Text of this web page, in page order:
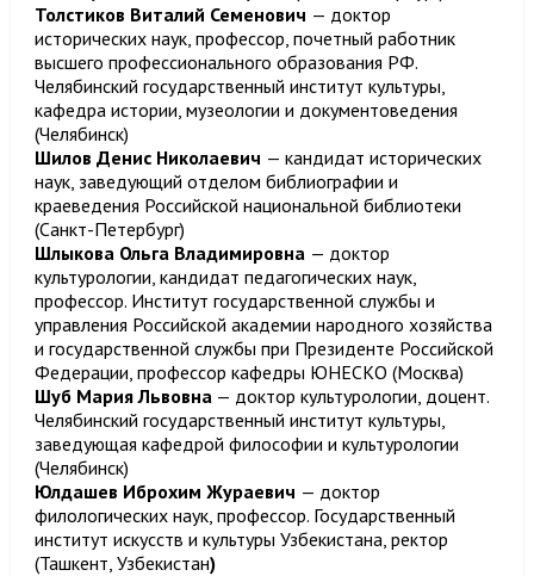
Толстиков Виталий Семенович — доктор
исторических наук, профессор, почетный работник
высшего профессионального образования РФ.
Челябинский государственный институт культуры,
кафедра истории, музеологии и документоведения
(Челябинск)
Шилов Денис Николаевич — кандидат исторических
наук, заведующий отделом библиографии и
краеведения Российской национальной библиотеки
(Санкт-Петербург)
Шлыкова Ольга Владимировна — доктор
культурологии, кандидат педагогических наук,
профессор. Институт государственной службы и
управления Российской академии народного хозяйства
и государственной службы при Президенте Российской
Федерации, профессор кафедры ЮНЕСКО (Москва)
Шуб Мария Львовна— доктор культурологии, доцент.
Челябинский государственный институт культуры,
заведующая кафедрой философии и культурологии
(Челябинск)
Юлдашев Иброхим Жураевич — доктор
филологических наук, профессор. Государственный
институт искусств и культуры Узбекистана, ректор
(Ташкент, Узбекистан)